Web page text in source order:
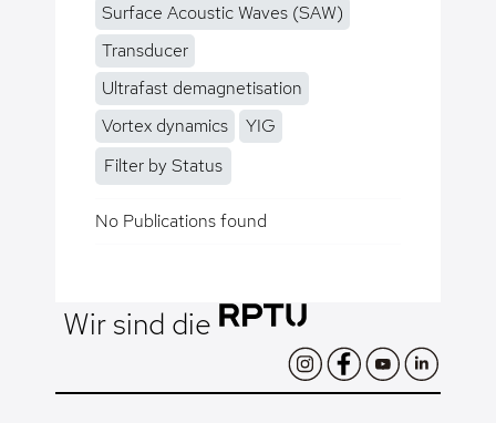
Surface Acoustic Waves (SAW)
Transducer
Ultrafast demagnetisation
Vortex dynamics
YIG
Filter by Status
No Publications found
Wir sind die